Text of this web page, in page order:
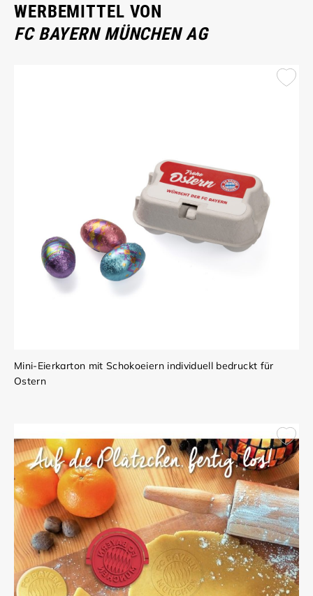
WERBEMITTEL VON
FC BAYERN MÜNCHEN AG
Mini-Eierkarton mit Schokoeiern individuell bedruckt für
Ostern